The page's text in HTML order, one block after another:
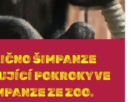
ŠIMPANZE
POKROKY VE
ZE ZOO.